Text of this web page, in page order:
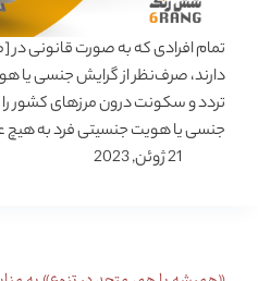
تمام افرادی که به صورت قانونی
دارند، صرف‌نظر از گرایش جنسی یا
تردد و سکونت درون مرزهای کشور
جنسی یا هویت جنسیتی فرد به هیچ
21 ژوئن, 2023